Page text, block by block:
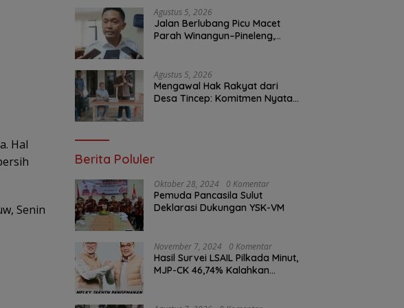
Hal
Senin
Layanan Publik
Agustus 5, 2026
Jalan Berlubang Picu Macet
Parah Winangun–Pineleng,
Malam Ini
Agustus 5, 2026
Mengawal Hak Rakyat dari
Desa Tincep: Komitmen Nyata
Berita Poluler
Oktober 28, 2024 0 Komentar
Pemuda Pancasila Sulut
Deklarasi Dukungan YSK-VM
November 7, 2024 0 Komentar
Hasil Survei LSAIL Pilkada Minut,
MJP-CK 46,74% Kalahkan